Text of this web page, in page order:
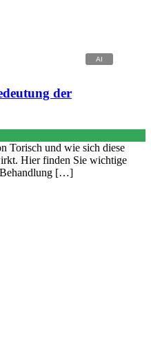
der
Torisch und wie sich diese
Hier finden Sie wichtige
Behandlung […]